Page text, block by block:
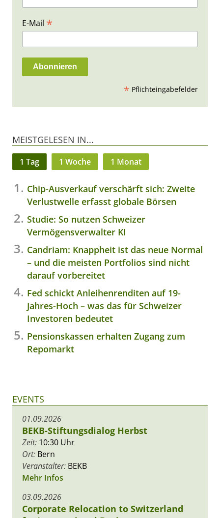
E-Mail *
* Pflichteingabefelder
MEISTGELESEN IN...
1 Tag 1 Woche 1 Monat
Chip-Ausverkauf verschärft sich: Zweite
Verlustwelle erfasst globale Börsen
Studie: So nutzen Schweizer
Vermögensverwalter KI
Candriam: Knappheit ist das neue Normal
– und die meisten Portfolios sind nicht
darauf vorbereitet
Fed schickt Anleihenrenditen auf 19-
Jahres-Hoch – was das für Schweizer
Investoren bedeutet
Pensionskassen erhalten Zugang zum
Repomarkt
EVENTS
01.09.2026
BEKB-Stiftungsdialog Herbst
Zeit: 10:30 Uhr
Ort: Bern
Veranstalter: BEKB
Mehr Infos
03.09.2026
Corporate Relocation to Switzerland